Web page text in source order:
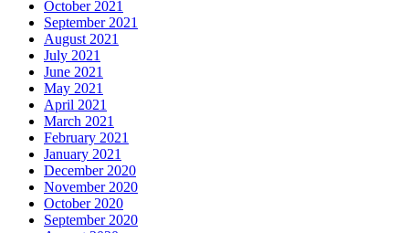
October 2021
September 2021
August 2021
July 2021
June 2021
May 2021
April 2021
March 2021
February 2021
January 2021
December 2020
November 2020
October 2020
September 2020